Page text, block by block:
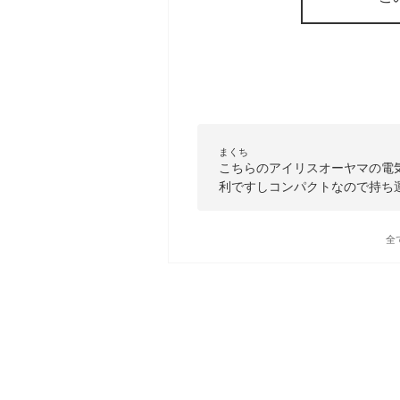
まくち
こちらのアイリスオーヤマの
利ですしコンパクトなので持ち
全